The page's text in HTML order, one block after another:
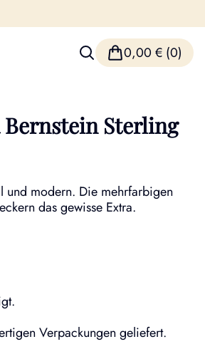
0,00 € (0)
Sterling
und modern. Die mehrfarbigen
das gewisse Extra.
Verpackungen geliefert.